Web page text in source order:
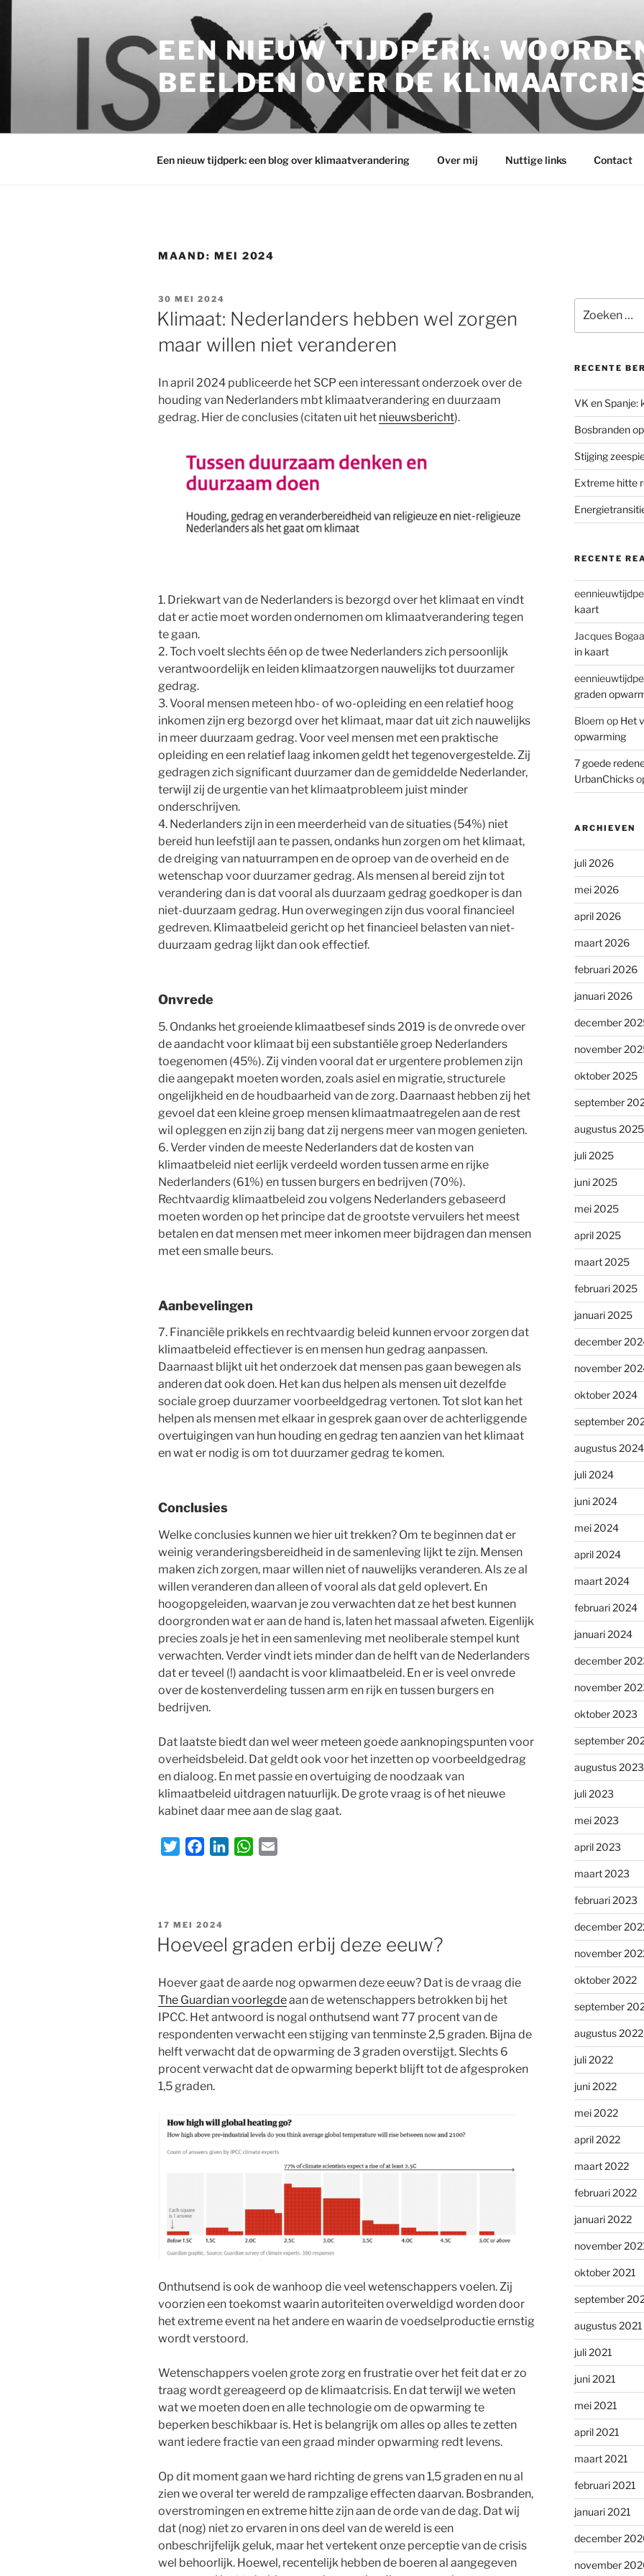
EEN NIEUW TIJDPERK:
BEELDEN OVER DE
Een nieuw tijdperk: een blog over klimaatverandering Over mij Nuttige links Contact
MAAND: MEI 2024
GEPLAATST
OP
30 MEI 2024
Klimaat: Nederlanders hebben wel zorgen
maar willen niet veranderen
In april 2024 publiceerde het SCP een interessant onderzoek over de
houding van Nederlanders mbt klimaatverandering en duurzaam
gedrag. Hier de conclusies (citaten uit het nieuwsbericht).
1. Driekwart van de Nederlanders is bezorgd over het klimaat en vindt
dat er actie moet worden ondernomen om klimaatverandering tegen
te gaan.
2. Toch voelt slechts één op de twee Nederlanders zich persoonlijk
verantwoordelijk en leiden klimaatzorgen nauwelijks tot duurzamer
gedrag.
3. Vooral mensen meteen hbo- of wo-opleiding en een relatief hoog
inkomen zijn erg bezorgd over het klimaat, maar dat uit zich nauwelijks
in meer duurzaam gedrag. Voor veel mensen met een praktische
opleiding en een relatief laag inkomen geldt het tegenovergestelde. Zij
gedragen zich significant duurzamer dan de gemiddelde Nederlander,
terwijl zij de urgentie van het klimaatprobleem juist minder
onderschrijven.
4. Nederlanders zijn in een meerderheid van de situaties (54%) niet
bereid hun leefstijl aan te passen, ondanks hun zorgen om het klimaat,
de dreiging van natuurrampen en de oproep van de overheid en de
wetenschap voor duurzamer gedrag. Als mensen al bereid zijn tot
verandering dan is dat vooral als duurzaam gedrag goedkoper is dan
niet-duurzaam gedrag. Hun overwegingen zijn dus vooral financieel
gedreven. Klimaatbeleid gericht op het financieel belasten van niet-
duurzaam gedrag lijkt dan ook effectief.
Onvrede
5. Ondanks het groeiende klimaatbesef sinds 2019 is de onvrede over
de aandacht voor klimaat bij een substantiële groep Nederlanders
toegenomen (45%). Zij vinden vooral dat er urgentere problemen zijn
die aangepakt moeten worden, zoals asiel en migratie, structurele
ongelijkheid en de houdbaarheid van de zorg. Daarnaast hebben zij het
gevoel dat een kleine groep mensen klimaatmaatregelen aan de rest
wil opleggen en zijn zij bang dat zij nergens meer van mogen genieten.
6. Verder vinden de meeste Nederlanders dat de kosten van
klimaatbeleid niet eerlijk verdeeld worden tussen arme en rijke
Nederlanders (61%) en tussen burgers en bedrijven (70%).
Rechtvaardig klimaatbeleid zou volgens Nederlanders gebaseerd
moeten worden op het principe dat de grootste vervuilers het meest
betalen en dat mensen met meer inkomen meer bijdragen dan mensen
met een smalle beurs.
Aanbevelingen
7. Financiële prikkels en rechtvaardig beleid kunnen ervoor zorgen dat
klimaatbeleid effectiever is en mensen hun gedrag aanpassen.
Daarnaast blijkt uit het onderzoek dat mensen pas gaan bewegen als
anderen dat ook doen. Het kan dus helpen als mensen uit dezelfde
sociale groep duurzamer voorbeeldgedrag vertonen. Tot slot kan het
helpen als mensen met elkaar in gesprek gaan over de achterliggende
overtuigingen van hun houding en gedrag ten aanzien van het klimaat
en wat er nodig is om tot duurzamer gedrag te komen.
Conclusies
Welke conclusies kunnen we hier uit trekken? Om te beginnen dat er
weinig veranderingsbereidheid in de samenleving lijkt te zijn. Mensen
maken zich zorgen, maar willen niet of nauwelijks veranderen. Als ze al
willen veranderen dan alleen of vooral als dat geld oplevert. En
hoogopgeleiden, waarvan je zou verwachten dat ze het best kunnen
doorgronden wat er aan de hand is, laten het massaal afweten. Eigenlijk
precies zoals je het in een samenleving met neoliberale stempel kunt
verwachten. Verder vindt iets minder dan de helft van de Nederlanders
dat er teveel (!) aandacht is voor klimaatbeleid. En er is veel onvrede
over de kostenverdeling tussen arm en rijk en tussen burgers en
bedrijven.
Dat laatste biedt dan wel weer meteen goede aanknopingspunten voor
overheidsbeleid. Dat geldt ook voor het inzetten op voorbeeldgedrag
en dialoog. En met passie en overtuiging de noodzaak van
klimaatbeleid uitdragen natuurlijk. De grote vraag is of het nieuwe
kabinet daar mee aan de slag gaat.
t
e
b
o
d
n
W
A
GEPLAATST
OP
17 MEI 2024
Hoeveel graden erbij deze eeuw?
Hoever gaat de aarde nog opwarmen deze eeuw? Dat is de vraag die
The Guardian voorlegdeaan de wetenschappers betrokken bij het
IPCC. Het antwoord is nogal onthutsend want 77 procent van de
respondenten verwacht een stijging van tenminste 2,5 graden. Bijna de
helft verwacht dat de opwarming de 3 graden overstijgt. Slechts 6
procent verwacht dat de opwarming beperkt blijft tot de afgesproken
1,5 graden.
Onthutsend is ook de wanhoop die veel wetenschappers voelen. Zij
voorzien een toekomst waarin autoriteiten overweldigd worden door
het extreme event na het andere en waarin de voedselproductie ernstig
wordt verstoord.
Wetenschappers voelen grote zorg en frustratie over het feit dat er zo
traag wordt gereageerd op de klimaatcrisis. En dat terwijl we weten
wat we moeten doen en alle technologie om de opwarming te
beperken beschikbaar is. Het is belangrijk om alles op alles te zetten
want iedere fractie van een graad minder opwarming redt levens.
Op dit moment gaan we hard richting de grens van 1,5 graden en nu al
zien we overal ter wereld de rampzalige effecten daarvan. Bosbranden,
overstromingen en extreme hitte zijn aan de orde van de dag. Dat wij
dat (nog) niet zo ervaren in ons deel van de wereld is een
onbeschrijfelijk geluk, maar het vertekent onze perceptie van de crisis
wel behoorlijk. Hoewel, recentelijk hebben de boeren al aangegeven
naar:
RECENTE
VK en Spanje:
Bosbranden
Stijging
Extreme hitte
RECENTE
kaart
Jacques
in kaart
graden
Bloem op Het
opwarming
7 goede
UrbanChicks
ARCHIEVEN
juli 2026
mei 2026
april 2026
maart 2026
februari 2026
januari 2026
december
november
oktober 2025
september
augustus 2025
juli 2025
juni 2025
mei 2025
april 2025
maart 2025
februari 2025
januari 2025
december
november
oktober 2024
september
augustus 2024
juli 2024
juni 2024
mei 2024
april 2024
maart 2024
februari 2024
januari 2024
december
november
oktober 2023
september
augustus 2023
juli 2023
mei 2023
april 2023
maart 2023
februari 2023
december
november
oktober 2022
september
augustus 2022
juli 2022
juni 2022
mei 2022
april 2022
maart 2022
februari 2022
januari 2022
november
oktober 2021
september
augustus 2021
juli 2021
juni 2021
mei 2021
april 2021
maart 2021
februari 2021
januari 2021
december
november